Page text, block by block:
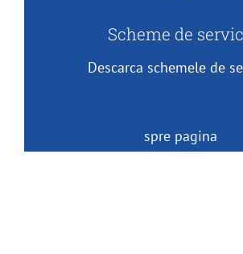
Scheme de
Descarca schemele de
spre pagina